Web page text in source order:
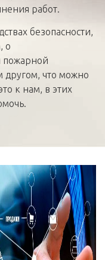
работ.
безопасности,
о
пожарной
другом, что можно
к нам, в этих